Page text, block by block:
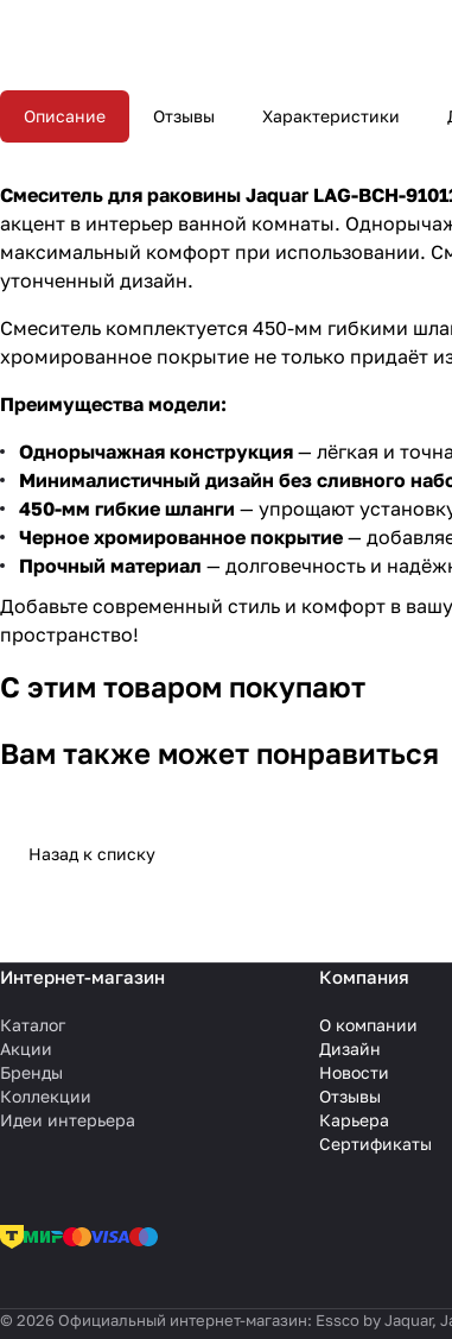
Описание Отзывы Характеристики
Смеситель для раковины Jaquar LAG-BCH-
акцент в интерьер ванной комнаты.
максимальный комфорт при использовании.
утонченный дизайн.
Смеситель комплектуется 450-мм гибкими
хромированное покрытие не только придаёт
Преимущества модели:
Однорычажная конструкция — лёгкая и
Минималистичный дизайн без сливного
450-мм гибкие шланги — упрощают
Черное хромированное покрытие —
Прочный материал — долговечность и
Добавьте современный стиль и комфорт в
пространство!
С этим товаром покупают
Вам также может понравиться
Назад к списку
Интернет-магазин
Каталог
Акции
Бренды
Коллекции
Идеи интерьера
Компания
О компании
Дизайн
Новости
Отзывы
Карьера
Сертификаты
© 2026 Официальный интернет-магазин: Essco by Jaquar,